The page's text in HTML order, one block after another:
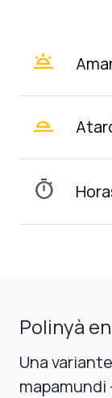
wb_twilight
wb_twilight_2
timer
Polinyà
Una